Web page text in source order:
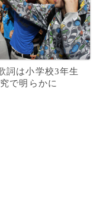
詞は小学校3年生
で明らかに